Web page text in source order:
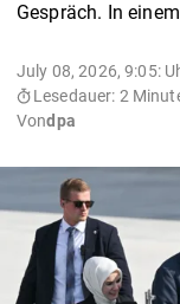
Gespräch. In
July 08, 2026, 9:05:
Lesedauer: 2
Vondpa